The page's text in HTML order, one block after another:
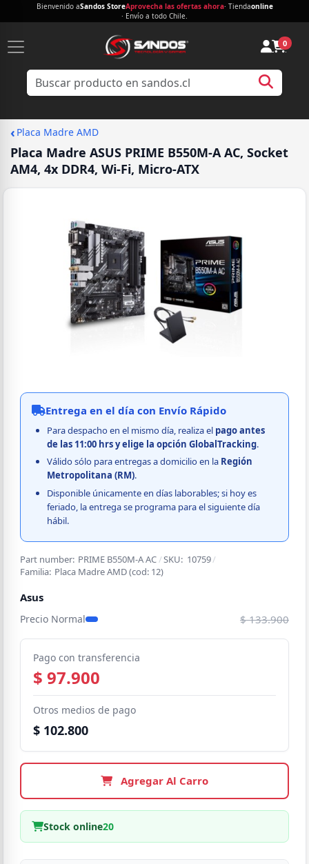
Bienvenido aSandos StoreAprovecha las ofertas ahora· Tiendaonline
· Envío a todo Chile.
0
‹ Placa Madre AMD
Placa Madre ASUS PRIME B550M-A AC, Socket
AM4, 4x DDR4, Wi-Fi, Micro-ATX
Entrega en el día con Envío Rápido
Para despacho en el mismo día, realiza el pagoantes
de las 11:00 hrs y elige la opción GlobalTracking.
Válido sólo para entregas a domicilio en la Región
Metropolitana (RM).
Disponible únicamente en días laborables; si hoy es
feriado, la entrega se programa para el siguiente día
hábil.
Part number: PRIME B550M-A AC /SKU: 10759/
Familia: Placa Madre AMD(cod: 12)
Asus
Precio Normal $ 133.900
Pago con transferencia
$ 97.900
Otros medios de pago
$ 102.800
Agregar Al Carro
Stock online20